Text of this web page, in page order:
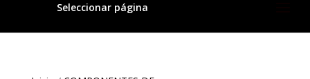
Seleccionar página